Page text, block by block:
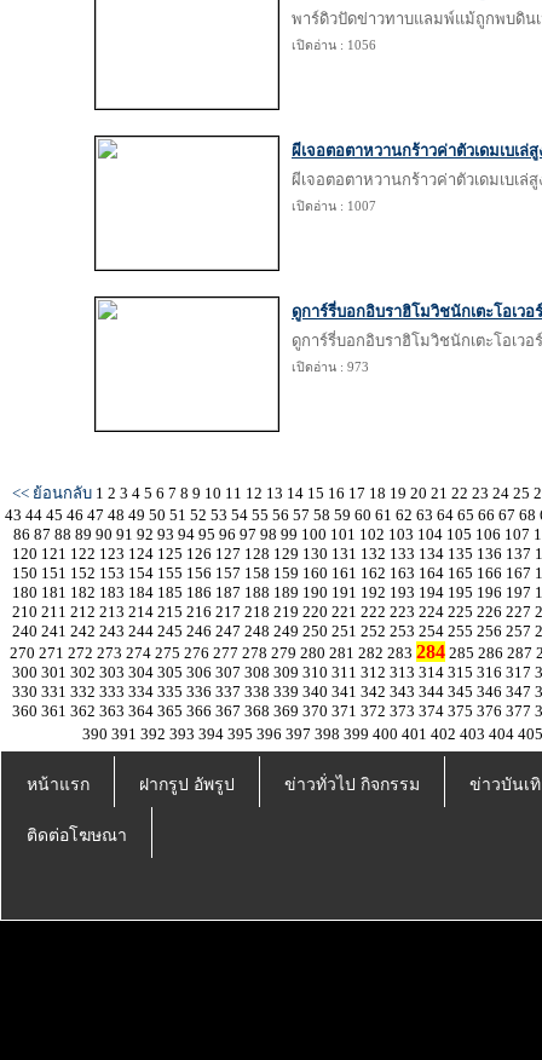
พาร์ดิวปัดข่าวทาบแลมพ์แม้ถูกพบดิน
เปิดอ่าน : 1056
ผีเจอตอตาหวานกร้าวค่าตัวเดมเบเล่สู
ผีเจอตอตาหวานกร้าวค่าตัวเดมเบเล่สู
เปิดอ่าน : 1007
ดูการ์รี่บอกอิบราฮิโมวิชนักเตะโอเวอ
ดูการ์รี่บอกอิบราฮิโมวิชนักเตะโอเวอ
เปิดอ่าน : 973
<< ย้อนกลับ 1 2 3 4 5 6 7 8 9 10 11 12 13 14 15 16 17 18 19 20 21 22 23 24 25
43 44 45 46 47 48 49 50 51 52 53 54 55 56 57 58 59 60 61 62 63 64 65 66 67 68
86 87 88 89 90 91 92 93 94 95 96 97 98 99 100 101 102 103 104 105 106 107
120 121 122 123 124 125 126 127 128 129 130 131 132 133 134 135 136 137
150 151 152 153 154 155 156 157 158 159 160 161 162 163 164 165 166 167
180 181 182 183 184 185 186 187 188 189 190 191 192 193 194 195 196 197
210 211 212 213 214 215 216 217 218 219 220 221 222 223 224 225 226 227
240 241 242 243 244 245 246 247 248 249 250 251 252 253 254 255 256 257
270 271 272 273 274 275 276 277 278 279 280 281 282 283 284 285 286 287
300 301 302 303 304 305 306 307 308 309 310 311 312 313 314 315 316 317
330 331 332 333 334 335 336 337 338 339 340 341 342 343 344 345 346 347
360 361 362 363 364 365 366 367 368 369 370 371 372 373 374 375 376 377
390 391 392 393 394 395 396 397 398 399 400 401 402 403 404
หน้าแรก ฝากรูป อัพรูป ข่าวทั่วไป กิจกรรม ข่าวบันเ
ติดต่อโฆษณา